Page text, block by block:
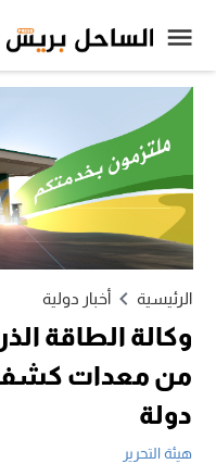
الرئيسية أخبار دولية
دولة
هيئة التحرير